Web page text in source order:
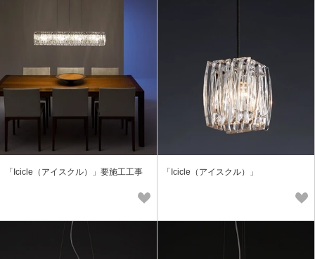
「Icicle（アイスクル）」要施工工事 「Icicle（アイスクル）」